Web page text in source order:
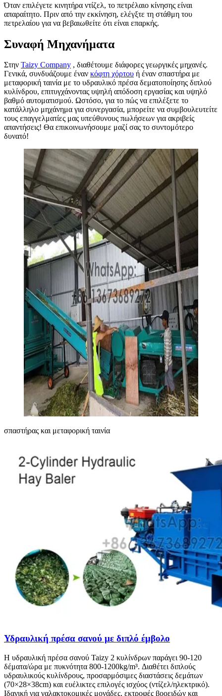
Όταν επιλέγετε κινητήρα ντίζελ, το πετρέλαιο κίνησης είναι
απαραίτητο. Πριν από την εκκίνηση, ελέγξτε τη στάθμη του
πετρελαίου για να βεβαιωθείτε ότι είναι επαρκής.
Συναφή Μηχανήματα
Στην Taizy Company , διαθέτουμε διάφορες γεωργικές μηχανές.
Γενικά, συνδυάζουμε έναν κόφτη χόρτου ή έναν σπαστήρα με
μεταφορική ταινία με το υδραυλικό πρέσα δεματοποίησης διπλού
κυλίνδρου, επιτυγχάνοντας υψηλή απόδοση εργασίας και υψηλό
βαθμό αυτοματισμού. Ωστόσο, για το πώς να επιλέξετε το
κατάλληλο μηχάνημα για συνεργασία, μπορείτε να συμβουλευτείτε
τους επαγγελματίες μας υπεύθυνους πωλήσεων για ακριβείς
απαντήσεις! Θα επικοινωνήσουμε μαζί σας το συντομότερο
δυνατό!
σπαστήρας και μεταφορική ταινία
Υδραυλική πρέσα σανού με διπλό έμβολο
Η υδραυλική πρέσα σανού Taizy 2 κυλίνδρων παράγει 90-120
δέματα/ώρα με πυκνότητα 800-1200kg/m³. Διαθέτει διπλούς
υδραυλικούς κυλίνδρους, προσαρμόσιμες διαστάσεις δεμάτων
(70×28×38cm) και ευέλικτες επιλογές ισχύος (ντίζελ/ηλεκτρικό).
Ιδανική για γαλακτοκομικές μονάδες, εκτροφές βοοειδών και